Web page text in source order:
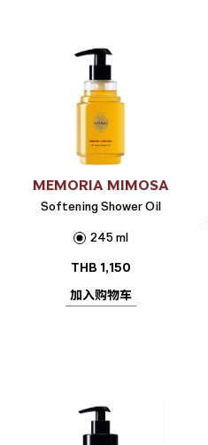
MEMORIA MIMOSA
Softening Shower Oil
245 ml
THB 1,150
加入购物车